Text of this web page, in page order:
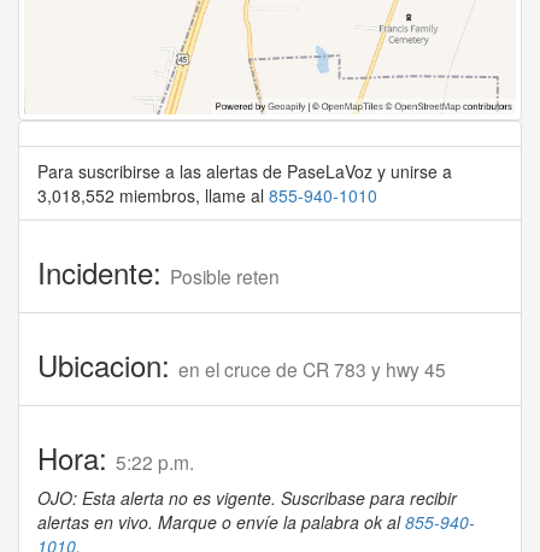
Para suscribirse a las alertas de PaseLaVoz y unirse a
3,018,552 miembros, llame al 855-940-1010
Incidente: Posible reten
Ubicacion: en el cruce de CR 783 y hwy 45
Hora: 5:22 p.m.
OJO: Esta alerta no es vigente. Suscribase para recibir
alertas en vivo. Marque o envíe la palabra ok al855-940-
1010.